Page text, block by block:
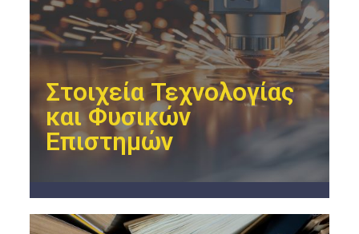
Στοιχεία Τεχνολογίας
και Φυσικών
Επιστημών